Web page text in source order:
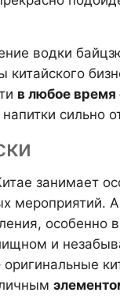
водки
китайского
в любое время
сильно
занимает
мероприятий.
особенно
и
оригинальные